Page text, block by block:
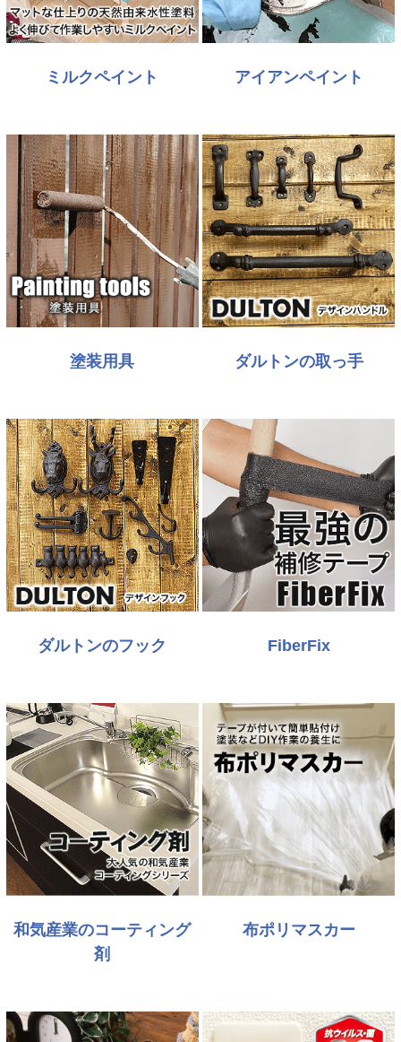
ミルクペイント アイアンペイント
塗装用具 ダルトンの取っ手
ダルトンのフック FiberFix
和気産業のコーティング
剤
布ポリマスカー